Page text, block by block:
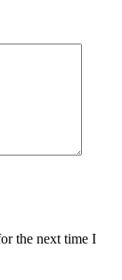
the next time I